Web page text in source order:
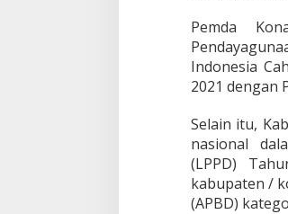
Pemda
Indonesia
2021 dengan
Selain itu,
nasional
(LPPD)
kabupaten /
(APBD)